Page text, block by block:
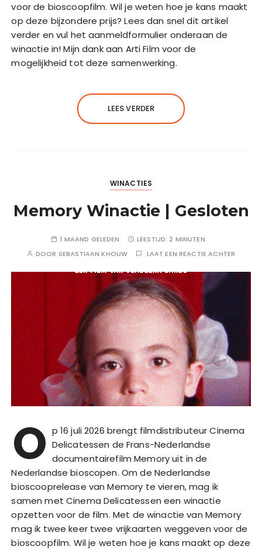
voor de bioscoopfilm. Wil je weten hoe je kans maakt
op deze bijzondere prijs? Lees dan snel dit artikel
verder en vul het aanmeldformulier onderaan de
winactie in! Mijn dank aan Arti Film voor de
mogelijkheid tot deze samenwerking.
LEES VERDER
WINACTIES
Memory Winactie | Gesloten
1 MAAND GELEDEN LEESTIJD:2 MINUTEN
DOOR SEBASTIAAN KHOUW LAAT EEN REACTIE ACHTER
O p 16 juli 2026 brengt filmdistributeur Cinema
Delicatessen de Frans-Nederlandse
documentairefilm Memory uit in de
Nederlandse bioscopen. Om de Nederlandse
bioscooprelease van Memory te vieren, mag ik
samen met Cinema Delicatessen een winactie
opzetten voor de film. Met de winactie van Memory
mag ik twee keer twee vrijkaarten weggeven voor de
bioscoopfilm. Wil je weten hoe je kans maakt op deze